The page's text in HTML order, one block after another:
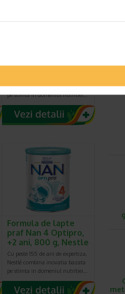
unor scopuri…
Nestlé combina inovatia bazata
pe stiinta in domeniul nutritiei…
Formula de lapte
praf Nan 4 Optipro,
+2 ani, 800 g, Nestle
Cu peste 155 de ani de expertiza,
Nestlé combina inovatia bazata
pe stiinta in domeniul nutritiei…